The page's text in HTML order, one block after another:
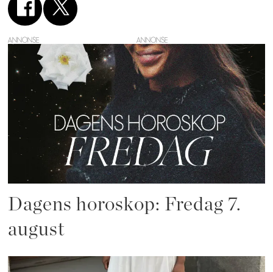
ANNONSE
Dagens horoskop: Fredag 7.
august